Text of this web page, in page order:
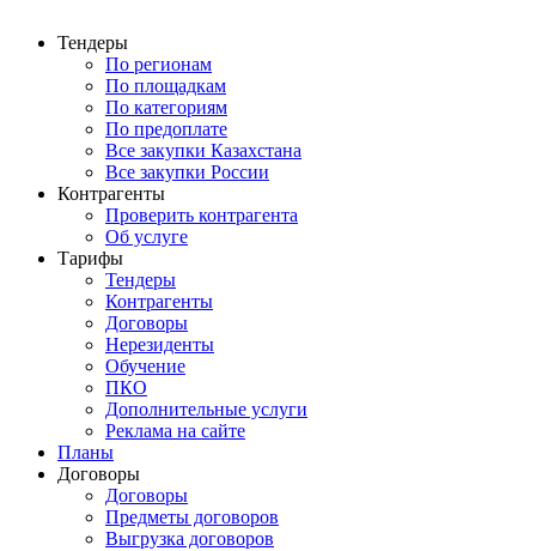
Тендеры
По регионам
По площадкам
По категориям
По предоплате
Все закупки Казахстана
Все закупки России
Контрагенты
Проверить контрагента
Об услуге
Тарифы
Тендеры
Контрагенты
Договоры
Нерезиденты
Обучение
ПКО
Дополнительные услуги
Реклама на сайте
Планы
Договоры
Договоры
Предметы договоров
Выгрузка договоров